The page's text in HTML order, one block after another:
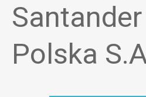
Polska